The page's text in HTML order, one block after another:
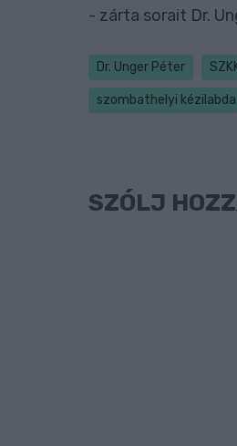
- zárta sorait Dr.
Dr. Unger Péter
szombathelyi kézilabda
SZÓLJ